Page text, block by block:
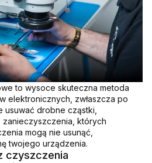
to wysoce skuteczna metoda
elektronicznych, zwłaszcza po
usuwać drobne cząstki,
zanieczyszczenia, których
mogą nie usunąć,
twojego urządzenia.
czyszczenia